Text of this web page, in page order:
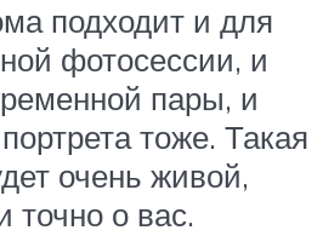
подходит и для
фотосессии, и
пары, и
тоже. Такая
очень живой,
точно о вас.